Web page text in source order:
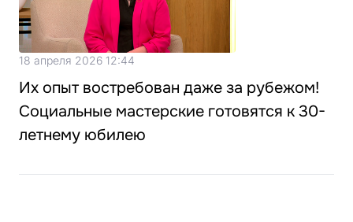
18 апреля 2026 12:44
Их опыт востребован даже за рубежом!
Социальные мастерские готовятся к 30-
летнему юбилею